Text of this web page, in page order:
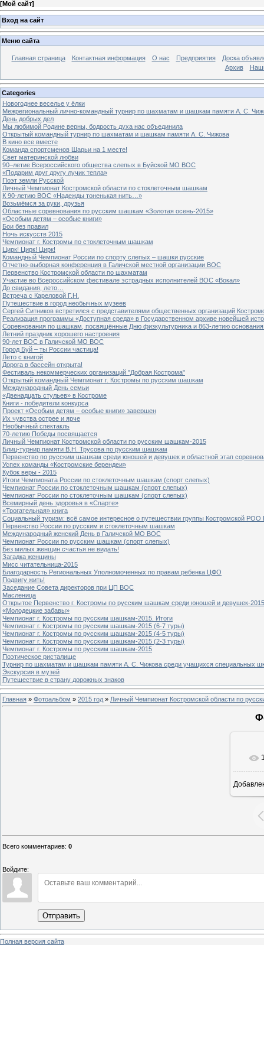
[Мой сайт]
Вход на сайт
Меню сайта
Главная страница Контактная информация О нас Предприятия
Доска
Архив
Categories
Новогоднее веселье у ёлки
Межрегиональный лично-командный турнир по шахматам и шашкам памяти А. С.
День добрых дел
Мы любимой Родине верны, бодрость духа нас объединила
Открытый командный турнир по шахматам и шашкам памяти А. С. Чижова
В кино все вместе
Команда спортсменов Шарьи на 1 месте!
Свет материнской любви
90–летие Всероссийского общества слепых в Буйской МО ВОС
«Подарим друг другу лучик тепла»
Поэт земли Русской
Личный Чемпионат Костромской области по стоклеточным шашкам
К 90-летию ВОС «Надежды тоненькая нить…»
Возьмёмся за руки, друзья
Областные соревнования по русским шашкам «Золотая осень-2015»
«Особым детям – особые книги»
Бои без правил
Ночь искусств 2015
Чемпионат г. Костромы по стоклеточным шашкам
Цирк! Цирк! Цирк!
Командный Чемпионат России по спорту слепых – шашки русские
Отчетно-выборная конференция в Галичской местной организации ВОС
Первенство Костромской области по шахматам
Участие во Всероссийском фестивале эстрадных исполнителей ВОС «Вокал»
До свидания, лето…
Встреча с Кареловой Г.Н.
Путешествие в город необычных музеев
Сергей Ситников встретился с представителями общественных организаций
Реализация программы «Доступная среда» в Государственном архиве новейшей
Соревнования по шашкам, посвящённые Дню физкультурника и 863-летию основания
Летний праздник хорошего настроения
90-лет ВОС в Галичской МО ВОС
Город Буй – ты России частица!
Лето с книгой
Дорога в бассейн открыта!
Фестиваль некоммерческих организаций "Добрая Кострома"
Открытый командный Чемпионат г. Костромы по русским шашкам
Международный День семьи
«Двенадцать стульев» в Костроме
Книги - победители конкурса
Проект «Особым детям – особые книги» завершен
Их чувства острее и ярче
Необычный спектакль
70-летию Победы посвящается
Личный Чемпионат Костромской области по русским шашкам-2015
Блиц-турнир памяти В.Н. Трусова по русским шашкам
Первенство по русским шашкам среди юношей и девушек и областной этап
Успех команды «Костромские берендеи»
Кубок веры - 2015
Итоги Чемпионата России по стоклеточным шашкам (спорт слепых)
Чемпионат России по стоклеточным шашкам (спорт слепых)
Чемпионат России по стоклеточным шашкам (спорт слепых)
Всемирный день здоровья в «Спарте»
«Трогательная» книга
Социальный туризм: всё самое интересное о путешествии группы Костромской
Первенство России по русским и стоклеточным шашкам
Международный женский День в Галичской МО ВОС
Чемпионат России по русским шашкам (спорт слепых)
Без милых женщин счастья не видать!
Загадка женщины
Мисс читательница-2015
Благодарность Региональных Уполномоченных по правам ребенка ЦФО
Подвигу жить!
Заседание Совета директоров при ЦП ВОС
Масленица
Открытое Первенство г. Костромы по русским шашкам среди юношей и девушек-
«Молодецкие забавы»
Чемпионат г. Костромы по русским шашкам-2015. Итоги
Чемпионат г. Костромы по русским шашкам-2015 (6-7 туры)
Чемпионат г. Костромы по русским шашкам-2015 (4-5 туры)
Чемпионат г. Костромы по русским шашкам-2015 (2-3 туры)
Чемпионат г. Костромы по русским шашкам-2015
Поэтическое ристалище
Турнир по шахматам и шашкам памяти А. С. Чижова среди учащихся специальных
Экскурсия в музей
Путешествие в страну дорожных знаков
Главная » Фотоальбом » 2015 год » Личный Чемпионат Костромской области по
Всего комментариев: 0
Войдите:
Отправить
Полная версия сайта